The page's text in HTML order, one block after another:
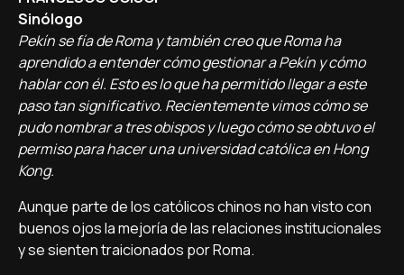
Sinólogo
Pekín se fía de Roma y también creo que Roma ha
aprendido a entender cómo gestionar a Pekín y cómo
hablar con él. Esto es lo que ha permitido llegar a este
paso tan significativo. Recientemente vimos cómo se
pudo nombrar a tres obispos y luego cómo se obtuvo el
permiso para hacer una universidad católica en Hong
Kong.
Aunque parte de los católicos chinos no han visto con
buenos ojos la mejoría de las relaciones institucionales
y se sienten traicionados por Roma.